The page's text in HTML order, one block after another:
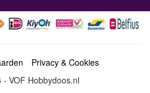
Privacy & Cookies
VOF Hobbydoos.nl